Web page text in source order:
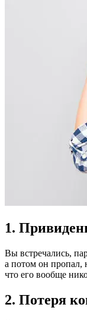
1.
Вы встречались,
а потом он пропал,
что его вообще
2. Потеря